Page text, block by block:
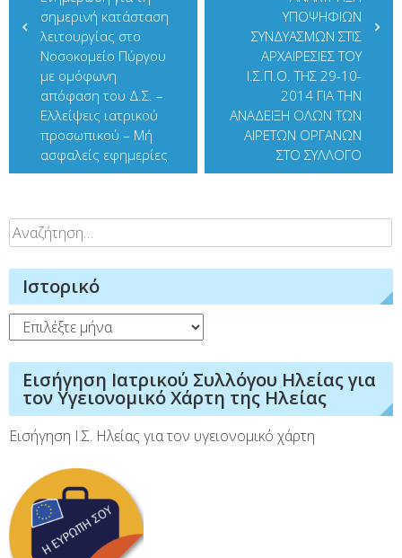
άρθρων
σημερινή κατάσταση
λειτουργίας στο
Νοσοκομείο Πύργου
με ομόφωνη
απόφαση του Δ.Σ. –
Ελλείψεις ιατρικού
προσωπικού – Μή
ασφαλείς εφημερίες
ΥΠΟΨΗΦΙΩΝ
ΣΥΝΔΥΑΣΜΩΝ ΣΤΙΣ
ΑΡΧΑΙΡΕΣΙΕΣ ΤΟΥ
Ι.Σ.Π.Ο. ΤΗΣ 29-10-
2014 ΓΙΑ ΤΗΝ
ΑΝΑΔΕΙΞΗ ΟΛΩΝ ΤΩΝ
ΑΙΡΕΤΩΝ ΟΡΓΑΝΩΝ
ΣΤΟ ΣΥΛΛΟΓΟ
Αναζήτηση
για:
Ιστορικό
Ιστορικό
Εισήγηση Ιατρικού Συλλόγου Ηλείας για
τον Υγειονομικό Χάρτη της Ηλείας
Εισήγηση Ι.Σ. Ηλείας για τον υγειονομικό χάρτη